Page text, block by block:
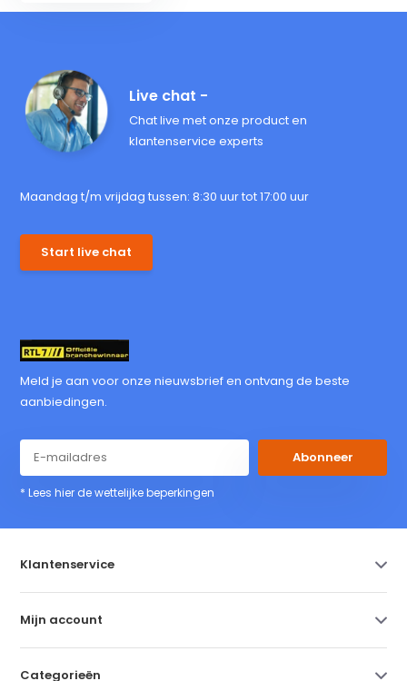
Live chat -
Chat live met onze product en
klantenservice experts
Maandag t/m vrijdag tussen: 8:30 uur tot 17:00 uur
Start live chat
Meld je aan voor onze nieuwsbrief en ontvang de beste
aanbiedingen.
Abonneer
* Lees hier de wettelijke beperkingen
Klantenservice
Mijn account
Categorieën